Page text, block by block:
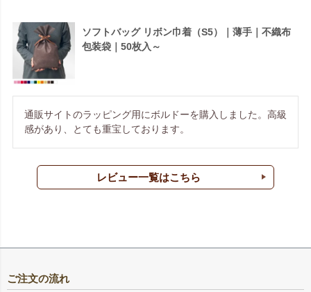
ソフトバッグ リボン巾着（S5）｜薄手｜不織布
包装袋｜50枚入～
通販サイトのラッピング用にボルドーを購入しました。高級
感があり、とても重宝しております。
レビュー一覧はこちら
ご注文の流れ